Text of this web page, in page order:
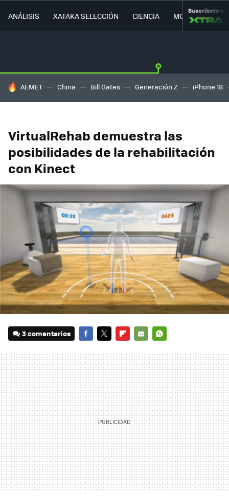
ANÁLISIS XATAKA SELECCIÓN CIENCIA MOVILIDAD
Suscríbete a
HOY SE HABLA DE
AEMET China Bill Gates Generación Z iPhone 18
VirtualRehab demuestra las
posibilidades de la rehabilitación
con Kinect
3 comentarios
MAIL